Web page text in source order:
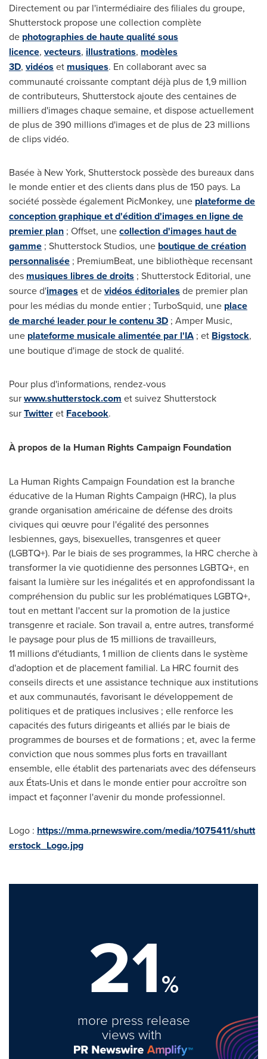
Directement ou par l'intermédiaire des filiales du groupe,
Shutterstock propose une collection complète
de photographies de haute qualité sous
licence, vecteurs, illustrations, modèles
3D, vidéos et musiques. En collaborant avec sa
communauté croissante comptant déjà plus de 1,9 million
de contributeurs, Shutterstock ajoute des centaines de
milliers d'images chaque semaine, et dispose actuellement
de plus de 390 millions d'images et de plus de 23 millions
de clips vidéo.
Basée à New York, Shutterstock possède des bureaux dans
le monde entier et des clients dans plus de 150 pays. La
société possède également PicMonkey, une plateforme de
conception graphique et d'édition d'images en ligne de
premier plan ; Offset, unecollection d'images haut de
gamme ; Shutterstock Studios, une boutique de création
personnalisée ; PremiumBeat, une bibliothèque recensant
des musiques libres de droits ; Shutterstock Editorial, une
source d'images et devidéos éditoriales de premier plan
pour les médias du monde entier ; TurboSquid, une place
de marché leader pour le contenu 3D ; Amper Music,
une plateforme musicale alimentée par l'IA ; et Bigstock,
une boutique d'image de stock de qualité.
Pour plus d'informations, rendez-vous
surwww.shutterstock.com et suivez Shutterstock
surTwitteret Facebook.
À propos de la Human Rights Campaign Foundation
La Human Rights Campaign Foundation est la branche
éducative de la Human Rights Campaign (HRC), la plus
grande organisation américaine de défense des droits
civiques qui œuvre pour l'égalité des personnes
lesbiennes, gays, bisexuelles, transgenres et queer
(LGBTQ+). Par le biais de ses programmes, la HRC cherche à
transformer la vie quotidienne des personnes LGBTQ+, en
faisant la lumière sur les inégalités et en approfondissant la
compréhension du public sur les problématiques LGBTQ+,
tout en mettant l'accent sur la promotion de la justice
transgenre et raciale. Son travail a, entre autres, transformé
le paysage pour plus de 15 millions de travailleurs,
11 millions d'étudiants, 1 million de clients dans le système
d'adoption et de placement familial. La HRC fournit des
conseils directs et une assistance technique aux institutions
et aux communautés, favorisant le développement de
politiques et de pratiques inclusives ; elle renforce les
capacités des futurs dirigeants et alliés par le biais de
programmes de bourses et de formations ; et, avec la ferme
conviction que nous sommes plus forts en travaillant
ensemble, elle établit des partenariats avec des défenseurs
aux États-Unis et dans le monde entier pour accroître son
impact et façonner l'avenir du monde professionnel.
Logo : https://mma.prnewswire.com/media/1075411/shutt
erstock_Logo.jpg
21%
more press release
views with